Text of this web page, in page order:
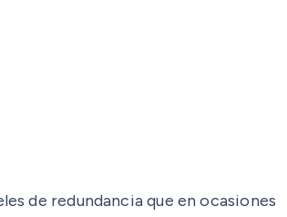
de redundancia que en ocasiones